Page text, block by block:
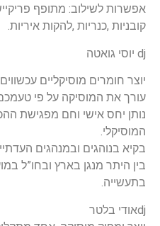
אפשרות לשילוב: מתופף
קובניות ,כנריות ,להקות איריות.
dj יוסי גואטה
יוצר חומרים מוסיקליים
עורך את המוסיקה על פי
נותן יחס אישי וחם מפגישת
המוסיקלי.
בקיא בנוהגים ובמנהגים
בין היתר מנגן בארץ ובחו”ל
בתעשייה.
djאודי בלטר